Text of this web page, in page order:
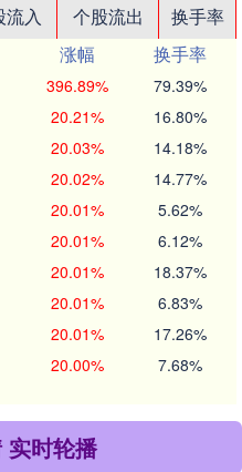
流入 个股流出
换手率
涨幅
换手率
396.89% 79.39%
20.21% 16.80%
20.03% 14.18%
20.02% 14.77%
20.01% 5.62%
20.01% 6.12%
20.01% 18.37%
20.01% 6.83%
20.01% 17.26%
20.00% 7.68%
实时轮播